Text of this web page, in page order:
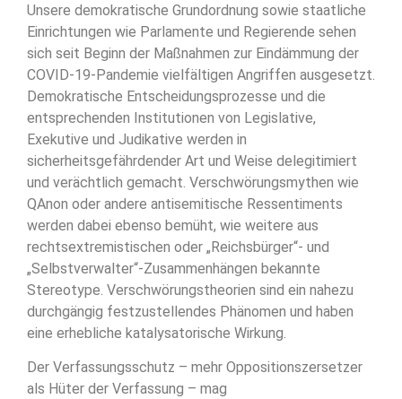
Unsere demokratische Grundordnung sowie staatliche
Einrichtungen wie Parlamente und Regierende sehen
sich seit Beginn der Maßnahmen zur Eindämmung der
COVID-19-Pandemie vielfältigen Angriffen ausgesetzt.
Demokratische Entscheidungsprozesse und die
entsprechenden Institutionen von Legislative,
Exekutive und Judikative werden in
sicherheitsgefährdender Art und Weise delegitimiert
und verächtlich gemacht. Verschwörungsmythen wie
QAnon oder andere antisemitische Ressentiments
werden dabei ebenso bemüht, wie weitere aus
rechtsextremistischen oder „Reichsbürger“- und
„Selbstverwalter“-Zusammenhängen bekannte
Stereotype. Verschwörungstheorien sind ein nahezu
durchgängig festzustellendes Phänomen und haben
eine erhebliche katalysatorische Wirkung.
Der Verfassungsschutz – mehr Oppositionszersetzer
als Hüter der Verfassung – mag